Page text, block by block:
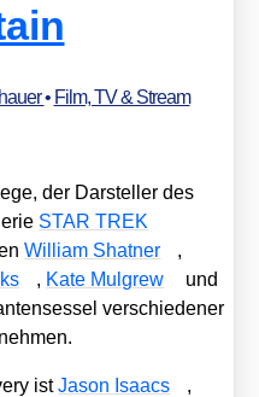
• Film, TV & Stream
der Dar­stel­ler des
STAR TREK
Wil­liam Shat­ner
,
, Kate Mul­grew
und
ver­schie­de­ner
istJason Isaacs
,